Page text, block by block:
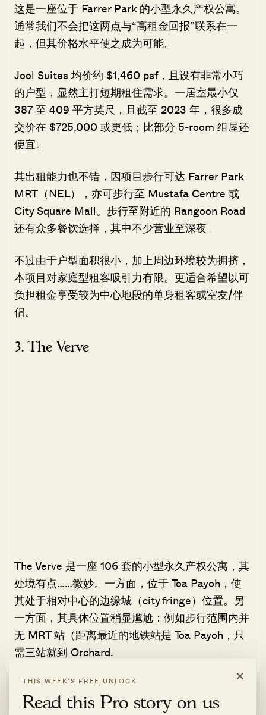
×
THIS WEEK’S FREE UNLOCK
Read this Pro story on us
这是一座位于 Farrer Park 的小型永久产权公寓。
通常我们不会把这两点与“高租金回报”联系在一
起，但其价格水平使之成为可能。
Jool Suites 均价约 $1,460 psf，且设有非常小巧
的户型，显然主打短期租住需求。一居室最小仅
387 至 409 平方英尺，且截至 2023 年，很多成
交价在 $725,000 或更低；比部分 5-room 组屋还
便宜。
其出租能力也不错，因项目步行可达 Farrer Park
MRT（NEL），亦可步行至 Mustafa Centre 或
City Square Mall。步行至附近的 Rangoon Road
还有众多餐饮选择，其中不少营业至深夜。
不过由于户型面积很小，加上周边环境较为拥挤，
本项目对家庭型租客吸引力有限。更适合希望以可
负担租金享受较为中心地段的单身租客或室友/伴
侣。
3. The Verve
The Verve 是一座 106 套的小型永久产权公寓，其
处境有点……微妙。一方面，位于 Toa Payoh，使
其处于相对中心的边缘城（city fringe）位置。另
一方面，其具体位置稍显尴尬：例如步行范围内并
无 MRT 站（距离最近的地铁站是 Toa Payoh，只
需三站就到 Orchard.
不过按城市边缘地段的预期，配套还是不错的。
Zhongshan Mall 步行不远即可到达；若乘公交至